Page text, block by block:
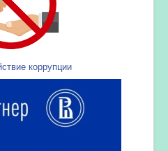
коррупции